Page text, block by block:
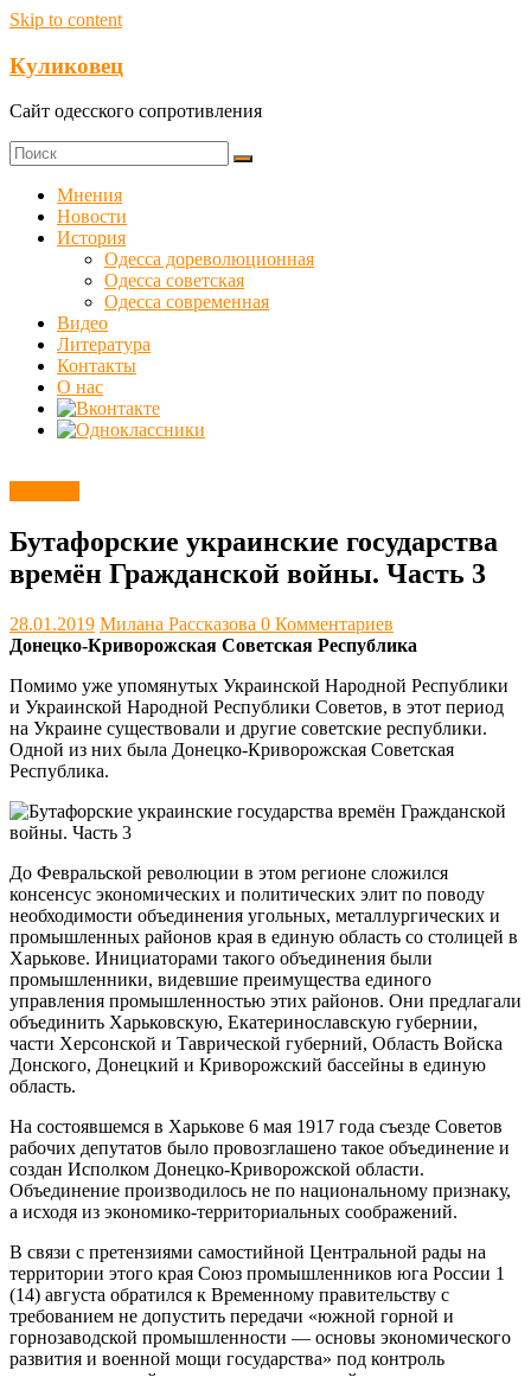
Skip to content
Куликовец
Сайт одесского сопротивления
Мнения
Новости
История
Одесса дореволюционная
Одесса советская
Одесса современная
Видео
Литература
Контакты
О нас
Бутафорские украинские государства
времён Гражданской войны. Часть 3
28.01.2019 Милана Рассказова 0 Комментариев
Донецко-Криворожская Советская Республика
Помимо уже упомянутых Украинской Народной Республики
и Украинской Народной Республики Советов, в этот период
на Украине существовали и другие советские республики.
Одной из них была Донецко-Криворожская Советская
Республика.
До Февральской революции в этом регионе сложился
консенсус экономических и политических элит по поводу
необходимости объединения угольных, металлургических и
промышленных районов края в единую область со столицей в
Харькове. Инициаторами такого объединения были
промышленники, видевшие преимущества единого
управления промышленностью этих районов. Они предлагали
объединить Харьковскую, Екатеринославскую губернии,
части Херсонской и Таврической губерний, Область Войска
Донского, Донецкий и Криворожский бассейны в единую
область.
На состоявшемся в Харькове 6 мая 1917 года съезде Советов
рабочих депутатов было провозглашено такое объединение и
создан Исполком Донецко-Криворожской области.
Объединение производилось не по национальному признаку,
а исходя из экономико-территориальных соображений.
В связи с претензиями самостийной Центральной рады на
территории этого края Союз промышленников юга России 1
(14) августа обратился к Временному правительству с
требованием не допустить передачи «южной горной и
горнозаводской промышленности — основы экономического
развития и военной мощи государства» под контроль